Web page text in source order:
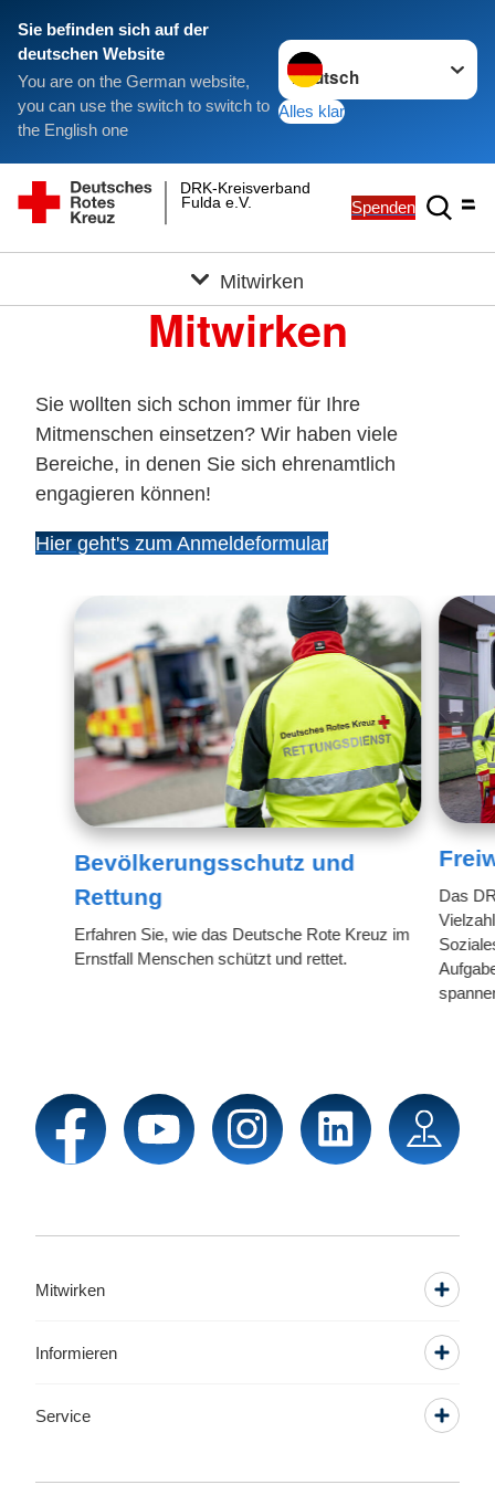
Sie befinden sich auf der
deutschen Website
You are on the German website,
you can use the switch to switch to
the English one
Sprache wechseln zu
Alles klar
Fulda e.V.
DRK-Kreisverband
Spenden
Mitwirken
Mitwirken
Sie wollten sich schon immer für Ihre
Mitmenschen einsetzen? Wir haben viele
Bereiche, in denen Sie sich ehrenamtlich
engagieren können!
Hier geht's zum Anmeldeformular
Bevölkerungsschutz und
Rettung
Erfahren Sie, wie das Deutsche Rote Kreuz im
Ernstfall Menschen schützt und rettet.
Das
Mitwirken
Informieren
Service